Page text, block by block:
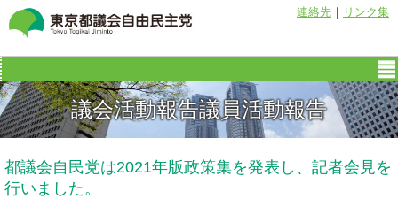
連絡先 ｜ リンク集
議会活動報告議員活動報告
都議会自民党は2021年版政策集を発表し、記者会見を
行いました。